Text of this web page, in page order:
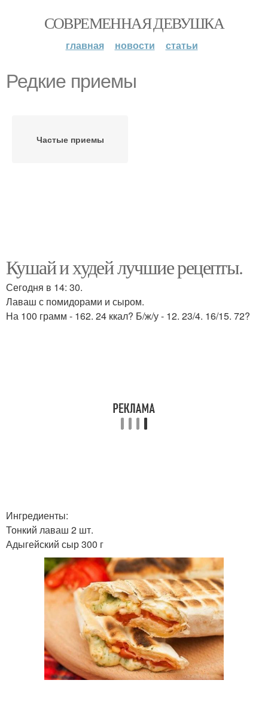
СОВРЕМЕННАЯ ДЕВУШКА
главная новости статьи
Редкие приемы
Частые приемы
Кушай и худей лучшие рецепты.
Сегодня в 14: 30.
Лаваш с помидорами и сыром.
На 100 грамм - 162. 24 ккал? Б/ж/у - 12. 23/4. 16/15. 72?
Ингредиенты:
Тонкий лаваш 2 шт.
Адыгейский сыр 300 г